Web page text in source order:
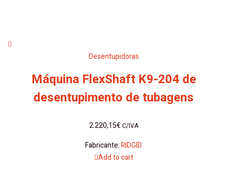
Desentupidoras
Máquina FlexShaft K9-204 de
desentupimento de tubagens
2.220,15€ C/IVA
Fabricante:RIDGID
Add to cart